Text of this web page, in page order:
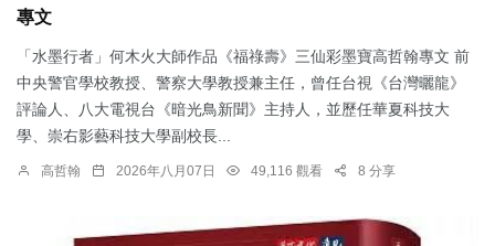
專文
「水墨行者」何木火大師作品《福祿壽》三仙彩墨寶高哲翰專文 前
中央警官學校教授、警察大學教授兼主任，曾任台視《台灣曬龍》
評論人、八大電視台《暗光鳥新聞》主持人，並歷任華夏科技大
學、崇右影藝科技大學副校長...
高哲翰 2026年八月07日 49,116 觀看 8 分享